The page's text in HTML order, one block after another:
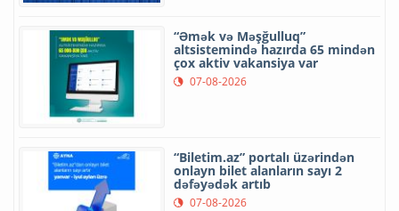
“Əmək və Məşğulluq”
altsistemində hazırda 65 mindən
çox aktiv vakansiya var
07-08-2026
“Biletim.az” portalı üzərindən
onlayn bilet alanların sayı 2
dəfəyədək artıb
07-08-2026